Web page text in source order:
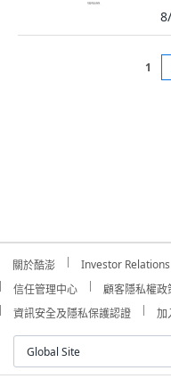
1
關於酷澎 Investor Relations
信任管理中心
顧客隱私權政
資訊安全及隱私保護認證
加
Global Site